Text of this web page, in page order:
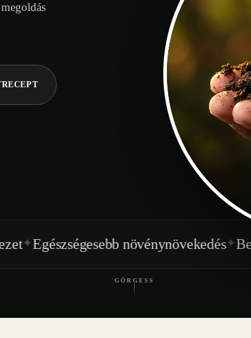
növénynövekedés✦Beltéren is
GÖRGESS